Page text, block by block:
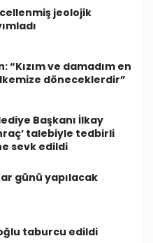
jeolojik
“Kızım ve damadım en
döneceklerdir”
Başkanı İlkay
talebiyle tedbirli
sevk edildi
günü yapılacak
taburcu edildi